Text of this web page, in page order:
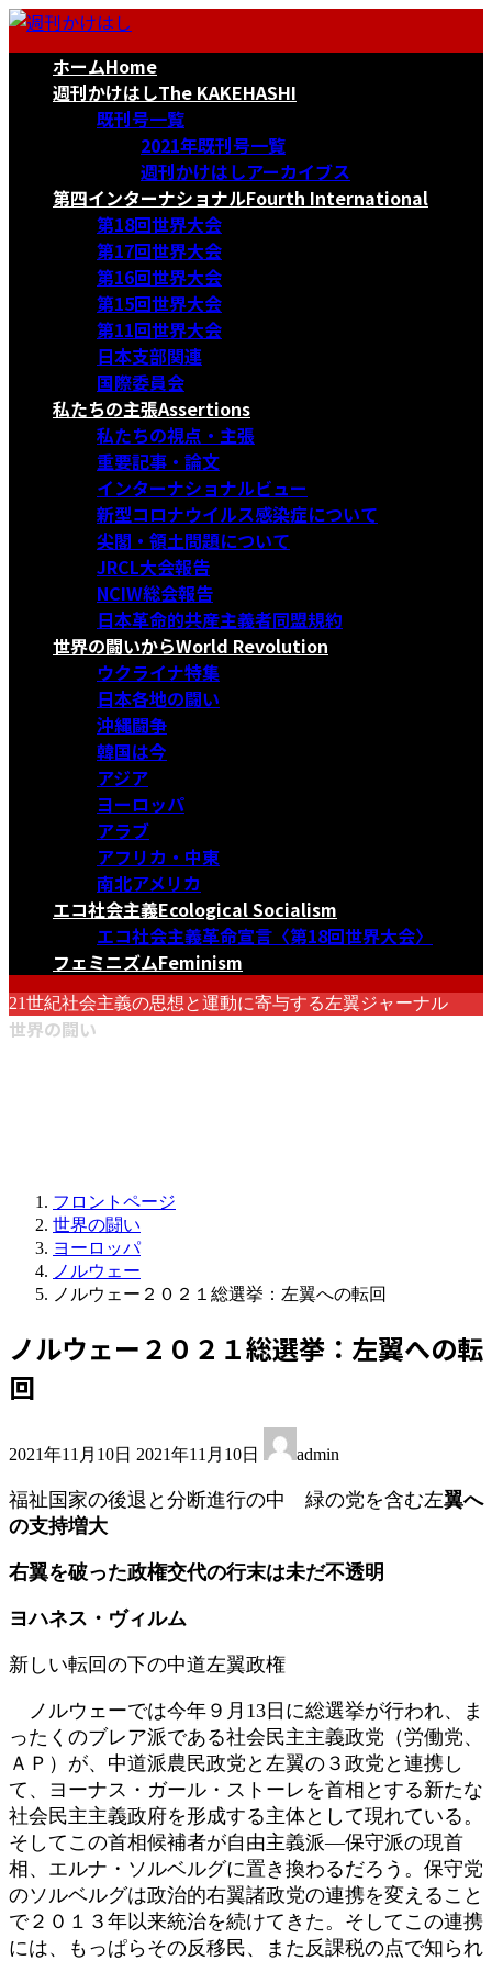
コ
ナ
ホームHome
週刊かけはしThe KAKEHASHI
既刊号一覧
2021年既刊号一覧
週刊かけはしアーカイブス
第四インターナショナルFourth International
第18回世界大会
第17回世界大会
第16回世界大会
第15回世界大会
第11回世界大会
日本支部関連
国際委員会
私たちの主張Assertions
私たちの視点・主張
重要記事・論文
インターナショナルビュー
新型コロナウイルス感染症について
尖閣・領土問題について
JRCL大会報告
NCIW総会報告
日本革命的共産主義者同盟規約
世界の闘いからWorld Revolution
ウクライナ特集
日本各地の闘い
沖縄闘争
韓国は今
アジア
ヨーロッパ
アラブ
アフリカ・中東
南北アメリカ
エコ社会主義Ecological Socialism
エコ社会主義革命宣言〈第18回世界大会〉
フェミニズムFeminism
21世紀社会主義の思想と運動に寄与する左翼ジャーナル
世界の闘い
フロントページ
世界の闘い
ヨーロッパ
ノルウェー
ノルウェー２０２１総選挙：左翼への転回
ノルウェー２０２１総選挙：左翼への転
回
2021年11月10日 終
新
:
2021年11月10日 admin
福祉国家の後退と分断進行の中 緑の党を含む左翼へ
の支持増大
右翼を破った政権交代の行末は未だ不透明
ヨハネス・ヴィルム
新しい転回の下の中道左翼政権
ノルウェーでは今年９月13日に総選挙が行われ、ま
ったくのブレア派である社会民主主義政党（労働党、
ＡＰ）が、中道派農民政党と左翼の３政党と連携し
て、ヨーナス・ガール・ストーレを首相とする新たな
社会民主主義政府を形成する主体として現れている。
そしてこの首相候補者が自由主義派―保守派の現首
相、エルナ・ソルベルグに置き換わるだろう。保守党
のソルベルグは政治的右翼諸政党の連携を変えること
で２０１３年以来統治を続けてきた。そしてこの連携
には、もっぱらその反移民、また反課税の点で知られ